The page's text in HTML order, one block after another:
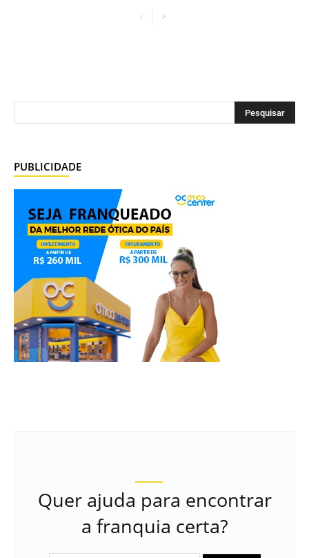
PUBLICIDADE
Quer ajuda para encontrar
a franquia certa?